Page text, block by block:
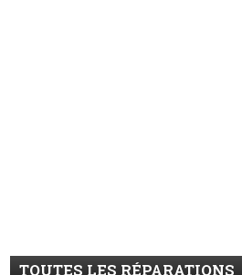
TOUTES LES RÉPARATIONS